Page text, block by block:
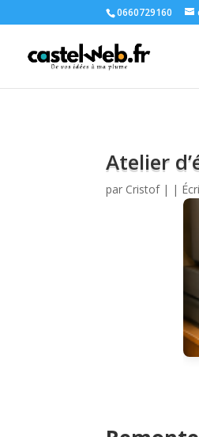
0660729160
Atelier
par Cristof| |